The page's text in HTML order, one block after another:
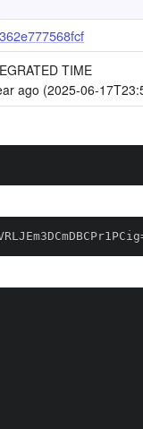
TIME
ago (2025-06-